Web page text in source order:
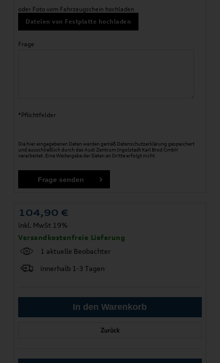
oder Foto vom Fahrzeugschein hochladen
Dateien von Festplatte hochladen
Frage
*Pflichtfelder
Die hier eingegebenen Daten werden gemäß Datenschutzerklärung gespeichert
und ausschließlich durch das Audi Zentrum Ingolstadt Karl Brod GmbH
verarbeitet. Eine Weitergabe der Daten an Dritte erfolgt nicht.
104,90 €
inkl. MwSt 19%
Versandkostenfreie Lieferung
1 aktuelle Beobachter
innerhalb 1-3 Tagen
Zurück